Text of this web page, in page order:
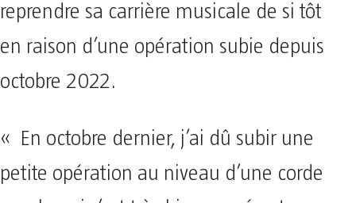
reprendre sa carrière musicale de si tôt
en raison d’une opération subie depuis
octobre 2022.
« En octobre dernier, j’ai dû subir une
petite opération au niveau d’une corde